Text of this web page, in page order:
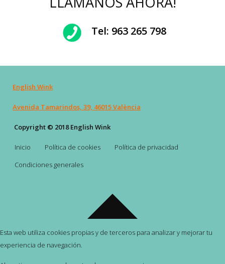
Tel: 963 265 798
English Wink
Avenida Tamarindos, 39, 46015 València
Copyright © 2018 English Wink
Inicio Política de cookies
Política de privacidad
Condiciones generales
Esta web utiliza cookies propias y de terceros para analizar y mejorar tu
experiencia de navegación.